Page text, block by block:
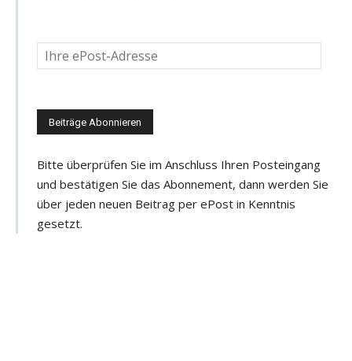
e
n
e
-
M
a
i
Bitte überprüfen Sie im Anschluss Ihren Posteingang
und bestätigen Sie das Abonnement, dann werden Sie
über jeden neuen Beitrag per ePost in Kenntnis
gesetzt.